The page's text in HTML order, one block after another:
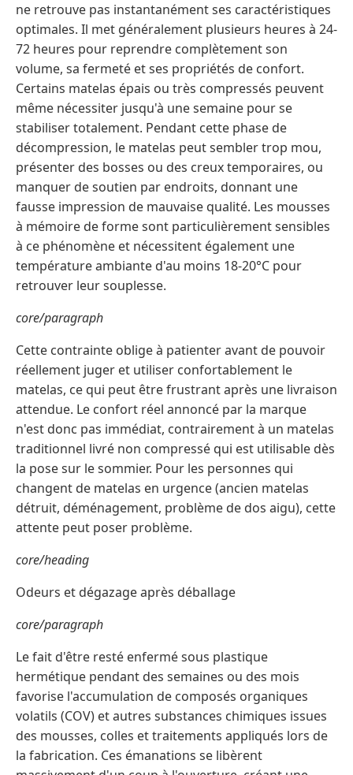
ne retrouve pas instantanément ses caractéristiques
optimales. Il met généralement plusieurs heures à 24-
72 heures pour reprendre complètement son
volume, sa fermeté et ses propriétés de confort.
Certains matelas épais ou très compressés peuvent
même nécessiter jusqu'à une semaine pour se
stabiliser totalement. Pendant cette phase de
décompression, le matelas peut sembler trop mou,
présenter des bosses ou des creux temporaires, ou
manquer de soutien par endroits, donnant une
fausse impression de mauvaise qualité. Les mousses
à mémoire de forme sont particulièrement sensibles
à ce phénomène et nécessitent également une
température ambiante d'au moins 18-20°C pour
retrouver leur souplesse.
core/paragraph
Cette contrainte oblige à patienter avant de pouvoir
réellement juger et utiliser confortablement le
matelas, ce qui peut être frustrant après une livraison
attendue. Le confort réel annoncé par la marque
n'est donc pas immédiat, contrairement à un matelas
traditionnel livré non compressé qui est utilisable dès
la pose sur le sommier. Pour les personnes qui
changent de matelas en urgence (ancien matelas
détruit, déménagement, problème de dos aigu), cette
attente peut poser problème.
core/heading
Odeurs et dégazage après déballage
core/paragraph
Le fait d'être resté enfermé sous plastique
hermétique pendant des semaines ou des mois
favorise l'accumulation de composés organiques
volatils (COV) et autres substances chimiques issues
des mousses, colles et traitements appliqués lors de
la fabrication. Ces émanations se libèrent